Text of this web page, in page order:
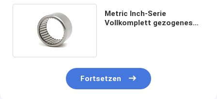
Metric Inch-Serie
Vollkomplett gezogenes
Fortsetzen